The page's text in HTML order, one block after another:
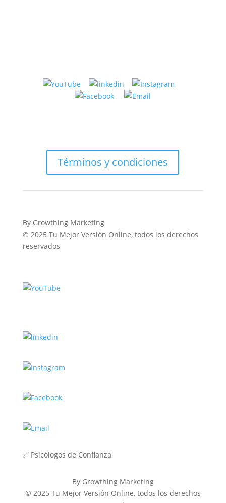
Términos y condiciones
By Growthing Marketing
© 2025 Tu Mejor Versión Online, todos los derechos
reservados
✅Psicólogos de Confianza
By Growthing Marketing
© 2025 Tu Mejor Versión Online, todos los derechos